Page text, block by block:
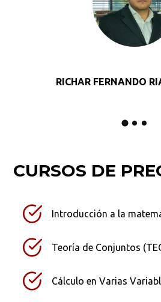
RICHAR FERNANDO
CURSOS DE
Introducción a la
Teoría de Conjuntos
Cálculo en Varias
Buscar